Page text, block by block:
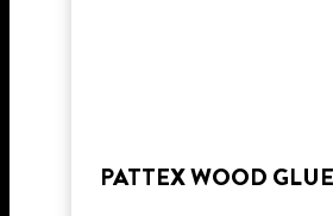
PATTEX WOOD